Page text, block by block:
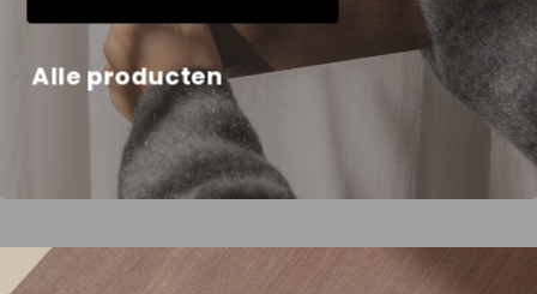
Alle producten